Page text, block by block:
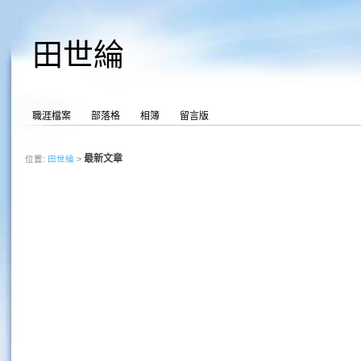
田世綸
職涯檔案 部落格 相簿 留言版
位置: 田世綸 > 最新文章